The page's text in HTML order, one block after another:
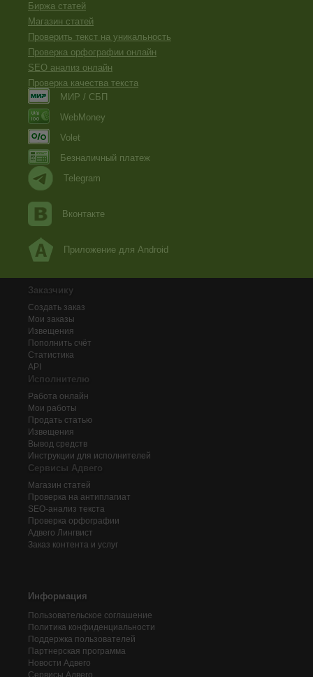
Биржа статей
Магазин статей
Проверить текст на уникальность
Проверка орфографии онлайн
SEO анализ онлайн
Проверка качества текста
МИР / СБП
WebMoney
Volet
Безналичный платеж
Telegram
Вконтакте
Приложение для Android
Заказчику
Создать заказ
Мои заказы
Извещения
Пополнить счёт
Статистика
API
Исполнителю
Работа онлайн
Мои работы
Продать статью
Извещения
Вывод средств
Инструкции для исполнителей
Сервисы Адвего
Магазин статей
Проверка на антиплагиат
SEO-анализ текста
Проверка орфографии
Адвего Лингвист
Заказ контента и услуг
Информация
Пользовательское соглашение
Политика конфиденциальности
Поддержка пользователей
Партнерская программа
Новости Адвего
Сервисы Адвего